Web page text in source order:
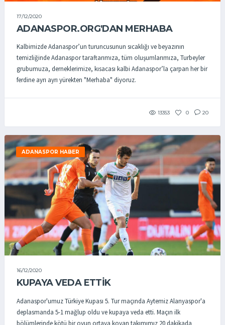
17/12/2020
ADANASPOR.ORG'DAN MERHABA
Kalbimizde Adanaspor’un turuncusunun sıcaklığı ve beyazının
temizliğinde Adanaspor taraftarımıza, tüm oluşumlarımıza, Turbeyler
grubumuza, derneklerimize, kısacası kalbi Adanaspor’la çarpan her bir
ferdine ayrı ayrı yürekten "Merhaba" diyoruz.
13353 0 20
ADANASPOR HABER
16/12/2020
KUPAYA VEDA ETTIK
Adanaspor'umuz Türkiye Kupası 5. Tur maçında Aytemiz Alanyaspor'a
deplasmanda 5-1 mağlup oldu ve kupaya veda etti. Maçın ilk
bölümlerinde kötü bir oyun ortaya koyan takımımız 20 dakikada